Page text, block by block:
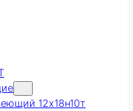
12х18н10т